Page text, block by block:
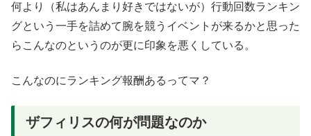
何より（私はあんまり好きではないが）行動回数ランキン
グという一手を詰めて腕を競うイベントが来るかと思った
らこんなのというのが更に印象を悪くしている。
こんなのにランキング報酬あるってマ？
ザフィリスの何が問題なのか